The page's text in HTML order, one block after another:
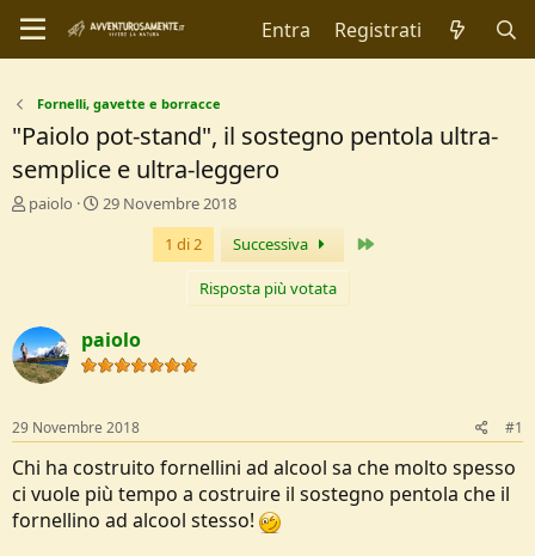
Entra Registrati
Fornelli, gavette e borracce
"Paiolo pot-stand", il sostegno pentola ultra-
semplice e ultra-leggero
C
r
e
D
s
c
u
s
s
i
paiolo
D
I
n
i
o
29 Novembre 2018
1 di 2
Successiva
Risposta più votata
paiolo
29 Novembre 2018 #1
Chi ha costruito fornellini ad alcool sa che molto spesso
ci vuole più tempo a costruire il sostegno pentola che il
fornellino ad alcool stesso!